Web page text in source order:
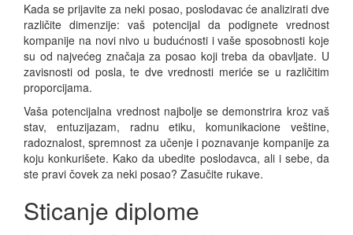
Kada se prijavite za neki posao, poslodavac će analizirati dve
različite dimenzije: vaš potencijal da podignete vrednost
kompanije na novi nivo u budućnosti i vaše sposobnosti koje
su od najvećeg značaja za posao koji treba da obavljate. U
zavisnosti od posla, te dve vrednosti meriće se u različitim
proporcijama.
Vaša potencijalna vrednost najbolje se demonstrira kroz vaš
stav, entuzijazam, radnu etiku, komunikacione veštine,
radoznalost, spremnost za učenje i poznavanje kompanije za
koju konkurišete. Kako da ubedite poslodavca, ali i sebe, da
ste pravi čovek za neki posao? Zasučite rukave.
Sticanje diplome